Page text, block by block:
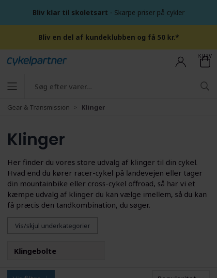
Bliv klar til skoletsart - Skarpe priser på cykler
Bliv en del af kundeklubben og få 50 kr.*
KURV
Gear & Transmission Klinger
Klinger
Her finder du vores store udvalg af klinger til din cykel.
Hvad end du kører racer-cykel på landevejen eller tager
din mountainbike eller cross-cykel offroad, så har vi et
kæmpe udvalg af klinger du kan vælge imellem, så du kan
få præcis den tandkombination, du søger.
Vis/skjul underkategorier
Klingebolte